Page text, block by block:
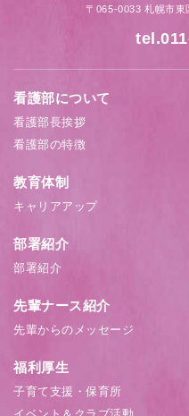
〒065-0033 札幌市東
看護部について
看護部長挨拶
看護部の特徴
教育体制
キャリアアップ
部署紹介
部署紹介
先輩ナース紹介
先輩からのメッセージ
福利厚生
子育て支援・保育所